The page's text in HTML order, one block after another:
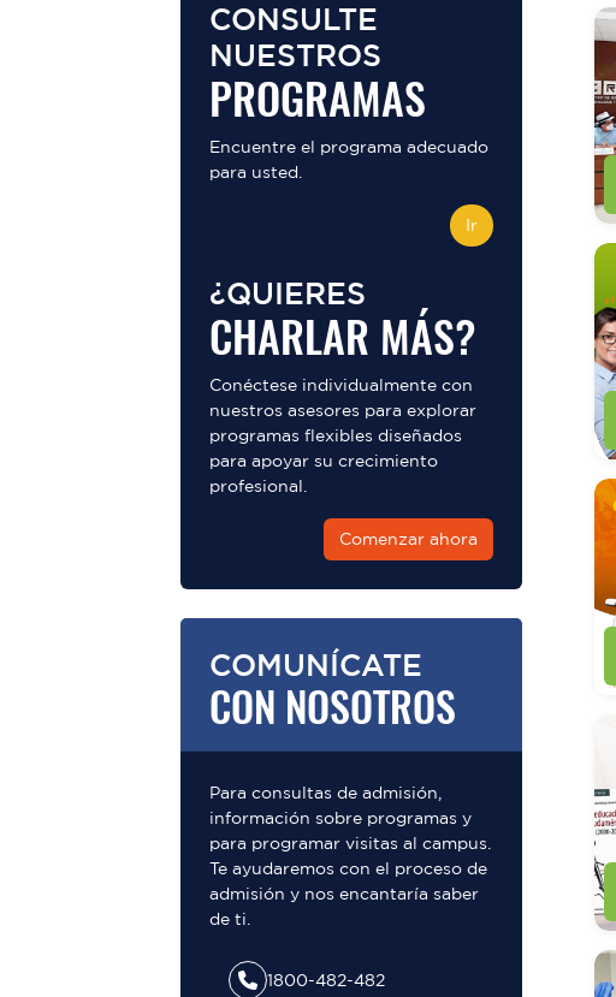
CONSULTE
NUESTROS
PROGRAMAS
Encuentre el programa adecuado
para usted.
Ir
¿QUIERES
CHARLAR MÁS?
Conéctese individualmente con
nuestros asesores para explorar
programas flexibles diseñados
para apoyar su crecimiento
profesional.
Comenzar ahora
COMUNÍCATE
CON NOSOTROS
Para consultas de admisión,
información sobre programas y
para programar visitas al campus.
Te ayudaremos con el proceso de
admisión y nos encantaría saber
de ti.
1800-482-482